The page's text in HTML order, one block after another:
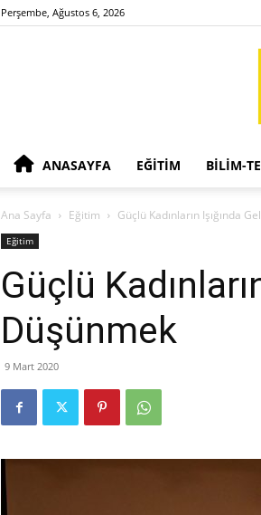
Perşembe, Ağustos 6, 2026
ANASAYFA EĞITIM BILIM-
Ana Sayfa Eğitim Güçlü Kadınların Işığında
Eğitim
Güçlü
Düşünmek
9 Mart 2020